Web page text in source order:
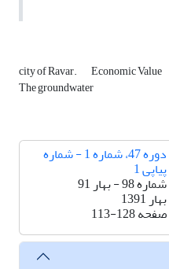
city of Ravar. Economic Value
The groundwater
دوره 47، شماره 1 - شماره
پیاپی 1
شماره 98 - بهار 91
بهار 1391
صفحه113-128